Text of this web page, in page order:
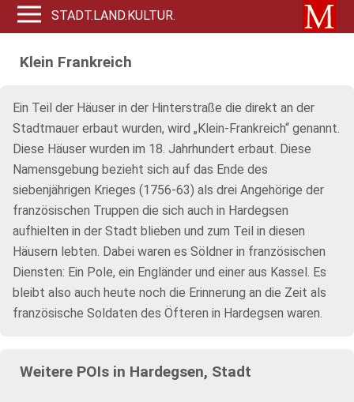
STADT.LAND.KULTUR.
Klein Frankreich
Ein Teil der Häuser in der Hinterstraße die direkt an der
Stadtmauer erbaut wurden, wird „Klein-Frankreich“ genannt.
Diese Häuser wurden im 18. Jahrhundert erbaut. Diese
Namensgebung bezieht sich auf das Ende des
siebenjährigen Krieges (1756-63) als drei Angehörige der
französischen Truppen die sich auch in Hardegsen
aufhielten in der Stadt blieben und zum Teil in diesen
Häusern lebten. Dabei waren es Söldner in französischen
Diensten: Ein Pole, ein Engländer und einer aus Kassel. Es
bleibt also auch heute noch die Erinnerung an die Zeit als
französische Soldaten des Öfteren in Hardegsen waren.
Weitere POIs in Hardegsen, Stadt